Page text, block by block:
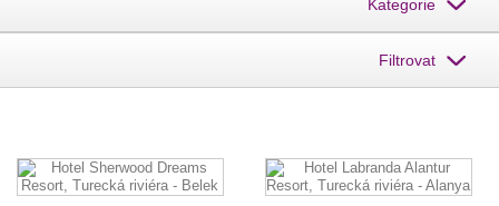
Kategorie
Filtrovat